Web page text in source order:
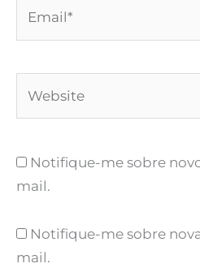
Notifique-me sobre
mail.
Notifique-me sobre
mail.